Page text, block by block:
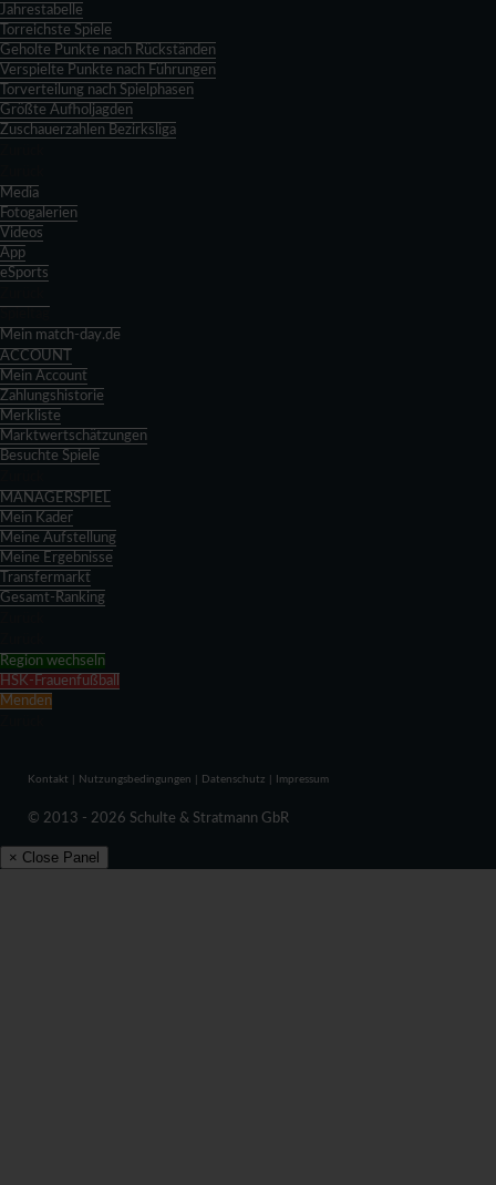
Jahrestabelle
Torreichste Spiele
Geholte Punkte nach Rückständen
Verspielte Punkte nach Führungen
Torverteilung nach Spielphasen
Größte Aufholjagden
Zuschauerzahlen Bezirksliga
Media
Fotogalerien
Videos
App
eSports
Mein match-day.de
ACCOUNT
Mein Account
Zahlungshistorie
Merkliste
Marktwertschätzungen
Besuchte Spiele
MANAGERSPIEL
Mein Kader
Meine Aufstellung
Meine Ergebnisse
Transfermarkt
Gesamt-Ranking
Region wechseln
HSK-Frauenfußball
Menden
Kontakt Nutzungsbedingungen Datenschutz Impressum
© 2013 - 2026 Schulte & Stratmann GbR
× Close Panel